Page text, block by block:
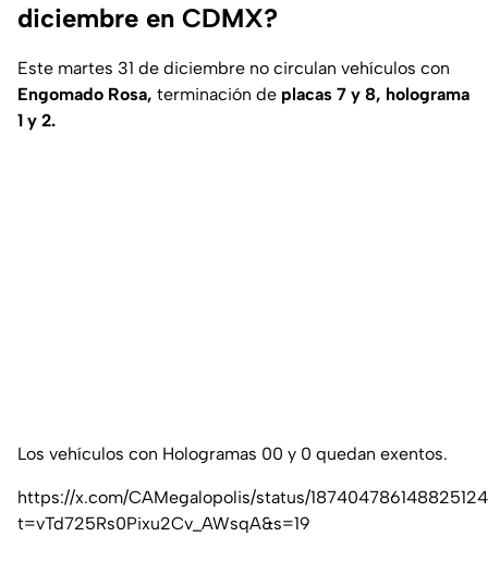
diciembre en CDMX?
Este martes 31 de diciembre no circulan vehículos con
Engomado Rosa, terminación de placas 7 y 8, holograma
1 y 2.
Los vehículos con Hologramas 00 y 0 quedan exentos.
https://x.com/CAMegalopolis/status/
t=vTd725Rs0Pixu2Cv_AWsqA&s=19